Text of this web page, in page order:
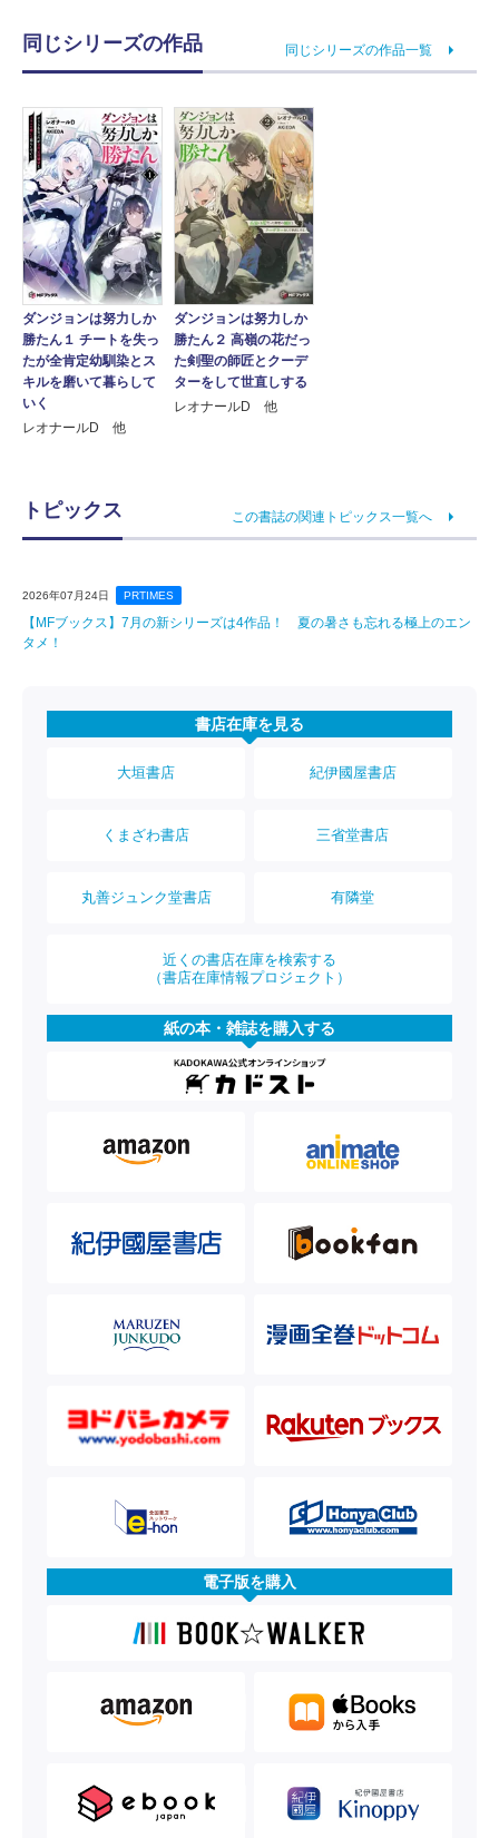
同じシリーズの作品 同じシリーズの作品一覧
ダンジョンは努力しか
勝たん１ チートを失っ
たが全肯定幼馴染とス
キルを磨いて暮らして
いく
レオナールD 他
ダンジョンは努力しか
勝たん２ 高嶺の花だっ
た剣聖の師匠とクーデ
ターをして世直しする
レオナールD 他
トピックス この書誌の関連トピックス一覧へ
2026年07月24日 PRTIMES
【MFブックス】7月の新シリーズは4作品！ 夏の暑さも忘れる極上のエン
タメ！
書店在庫を見る
大垣書店 紀伊國屋書店
くまざわ書店 三省堂書店
丸善ジュンク堂書店 有隣堂
近くの書店在庫を検索する
（書店在庫情報プロジェクト）
紙の本・雑誌を購入する
電子版を購入